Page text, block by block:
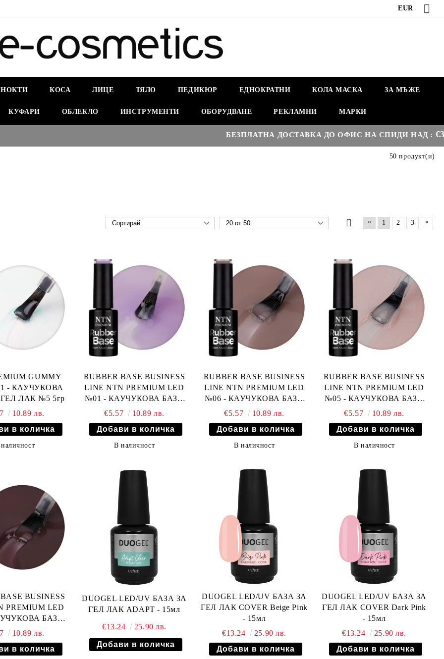
EUR
НОКТИ КОСА ЛИЦЕ ТЯЛО ПЕДИКЮР ЕДНОКРАТНИ КОЛА МАСКА ЗА МЪЖЕ
КУФАРИ ОБЛЕКЛО ИНСТРУМЕНТИ ОБОРУДВАНЕ РЕКЛАМНИ МАРКИ
БЕЗПЛАТНА ДОСТАВКА ДО ОФИС НА СПИДИ НАД :€35.28 (
50 продукт(и)
« 1 2 3 »
GUMMY
- КАУЧУКОВА
ЛАК №5 5гр
10.89 лв.
RUBBER BASE BUSINESS
LINE NTN PREMIUM LED
№01 - КАУЧУКОВА БАЗА
ЗА ГЕЛ ЛАК - 5гр
€5.57 10.89 лв.
В наличност
RUBBER BASE BUSINESS
LINE NTN PREMIUM LED
№06 - КАУЧУКОВА БАЗА
ЗА ГЕЛ ЛАК - 5гр
€5.57 10.89 лв.
В наличност
RUBBER BASE BUSINESS
LINE NTN PREMIUM LED
№05 - КАУЧУКОВА БАЗА
ЗА ГЕЛ ЛАК - 5гр
€5.57 10.89 лв.
В наличност
BUSINESS
PREMIUM LED
БАЗА
ЛАК - 5гр
10.89 лв.
DUOGEL LED/UV БАЗА ЗА
ГЕЛ ЛАК ADAPT - 15мл
€13.24 25.90 лв.
DUOGEL LED/UV БАЗА ЗА
ГЕЛ ЛАК COVER Beige Pink
- 15мл
€13.24
25.90 лв.
DUOGEL LED/UV БАЗА ЗА
ГЕЛ ЛАК COVER Dark Pink
- 15мл
€13.24
25.90 лв.